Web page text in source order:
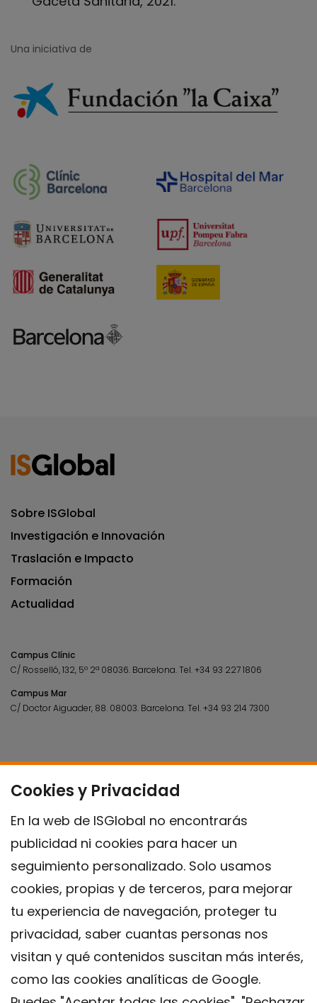
Cookies y Privacidad
En la web de ISGlobal no encontrarás
publicidad ni cookies para hacer un
seguimiento personalizado. Solo usamos
cookies, propias y de terceros, para mejorar
tu experiencia de navegación, proteger tu
privacidad, saber cuantas personas nos
visitan y qué contenidos suscitan más interés,
como las cookies analíticas de Google.
Una iniciativa de
Sobre ISGlobal
Investigación e Innovación
Traslación e Impacto
Formación
Actualidad
Campus Clínic
C/ Rosselló, 132, 5º 2ª 08036. Barcelona.Tel.+34 93 227 1806
Campus Mar
C/ Doctor Aiguader, 88. 08003. Barcelona.Tel.+34 93 214 7300